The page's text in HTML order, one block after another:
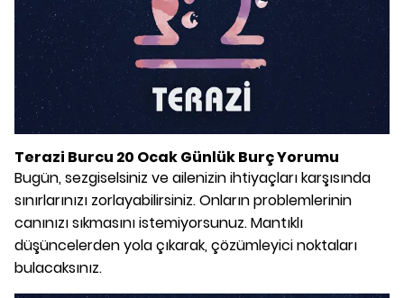
Terazi Burcu 20 Ocak Günlük Burç Yorumu
Bugün, sezgiselsiniz ve ailenizin ihtiyaçları karşısında
sınırlarınızı zorlayabilirsiniz. Onların problemlerinin
canınızı sıkmasını istemiyorsunuz. Mantıklı
düşüncelerden yola çıkarak, çözümleyici noktaları
bulacaksınız.